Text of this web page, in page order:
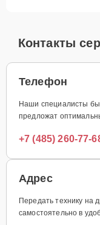
Контакты
Телефон
Наши специалисты
предложат
+7 (485) 260-77-
Адрес
Передать технику на
самостоятельно в